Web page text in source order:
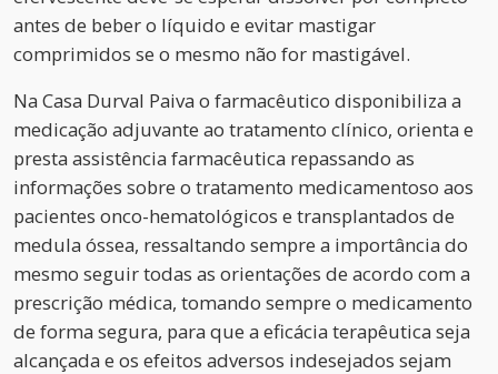
antes de beber o líquido e evitar mastigar
comprimidos se o mesmo não for mastigável.
Na Casa Durval Paiva o farmacêutico disponibiliza a
medicação adjuvante ao tratamento clínico, orienta e
presta assistência farmacêutica repassando as
informações sobre o tratamento medicamentoso aos
pacientes onco-hematológicos e transplantados de
medula óssea, ressaltando sempre a importância do
mesmo seguir todas as orientações de acordo com a
prescrição médica, tomando sempre o medicamento
de forma segura, para que a eficácia terapêutica seja
alcançada e os efeitos adversos indesejados sejam